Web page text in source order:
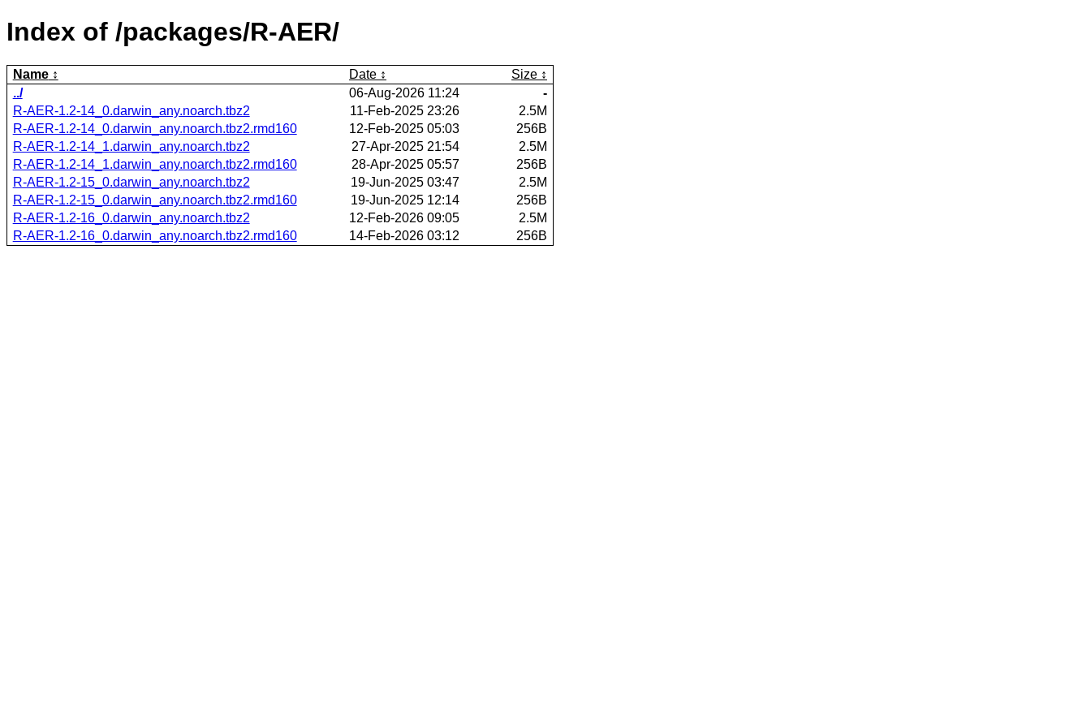
Index of /packages/R-AER/
Name Date
Size
../
06-Aug-2026 11:24
-
R-AER-1.2-14_0.darwin_any.noarch.tbz2
11-Feb-2025 23:26
2.5M
R-AER-1.2-14_0.darwin_any.noarch.tbz2.rmd160
12-Feb-2025 05:03
256B
R-AER-1.2-14_1.darwin_any.noarch.tbz2
27-Apr-2025 21:54
2.5M
R-AER-1.2-14_1.darwin_any.noarch.tbz2.rmd160
28-Apr-2025 05:57
256B
R-AER-1.2-15_0.darwin_any.noarch.tbz2
19-Jun-2025 03:47
2.5M
R-AER-1.2-15_0.darwin_any.noarch.tbz2.rmd160
19-Jun-2025 12:14
256B
R-AER-1.2-16_0.darwin_any.noarch.tbz2
12-Feb-2026 09:05
2.5M
R-AER-1.2-16_0.darwin_any.noarch.tbz2.rmd160
14-Feb-2026 03:12 256B